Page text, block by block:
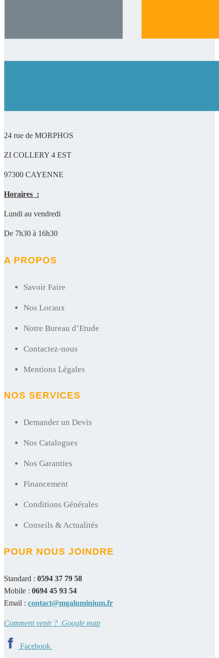
24 rue de MORPHOS
ZI COLLERY 4 EST
97300 CAYENNE
Horaires :
Lundi au vendredi
De 7h30 à 16h30
A PROPOS
Savoir Faire
Nos Locaux
Notre Bureau d’Etude
Contactez-nous
Mentions Légales
NOS SERVICES
Demander un Devis
Nos Catalogues
Nos Garanties
Financement
Conditions Générales
Conseils & Actualités
POUR NOUS JOINDRE
Standard : 0594 37 79 58
Mobile : 0694 45 93 54
Email : contact@mgaluminium.fr
Comment venir ? Google map
Facebook